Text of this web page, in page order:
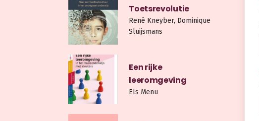
Toetsrevolutie
René Kneyber, Dominique
Sluijsmans
Een rijke
leeromgeving
Els Menu